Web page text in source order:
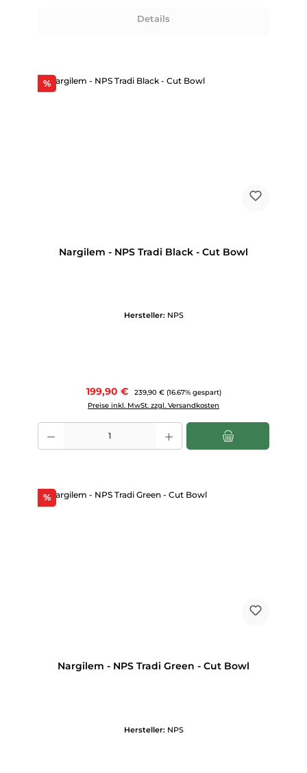
Details
%Rabatt
Nargilem - NPS Tradi Black - Cut Bowl
Hersteller: NPS
Verkaufspreis:
199,90 € Regulärer Preis:
239,90 € (16.67% gespart)
Preise inkl. MwSt. zzgl. Versandkosten
Produkt Anzahl: Gib den gewünschten Wert ein oder benutze die
%Rabatt
Nargilem - NPS Tradi Green - Cut Bowl
Hersteller: NPS